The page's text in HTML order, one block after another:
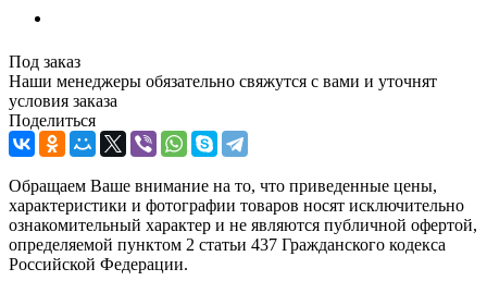
Под заказ
Наши менеджеры обязательно свяжутся с вами и уточнят
условия заказа
Поделиться
Обращаем Ваше внимание на то, что приведенные цены,
характеристики и фотографии товаров носят исключительно
ознакомительный характер и не являются публичной офертой,
определяемой пунктом 2 статьи 437 Гражданского кодекса
Российской Федерации.